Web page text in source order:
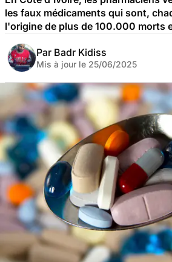
les faux médicaments qui sont,
l'origine de plus de 100.000 morts
Par Badr Kidiss
Mis à jour le 25/06/2025